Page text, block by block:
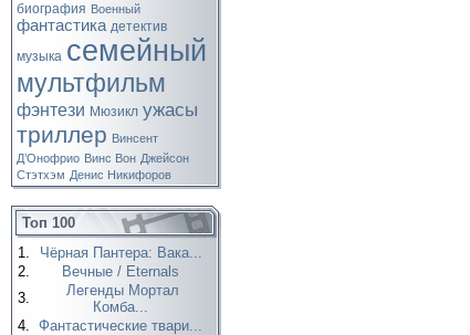
биография Военный
фантастика детектив
музыка семейный
мультфильм
фэнтези Мюзикл ужасы
триллер Винсент
Д’Онофрио Винс Вон Джейсон
Стэтхэм Денис Никифоров
Топ 100
1.
Чёрная Пантера: Вака...
2.
Вечные / Eternals
3.
Легенды Мортал
Комба...
4. Фантастические твари...